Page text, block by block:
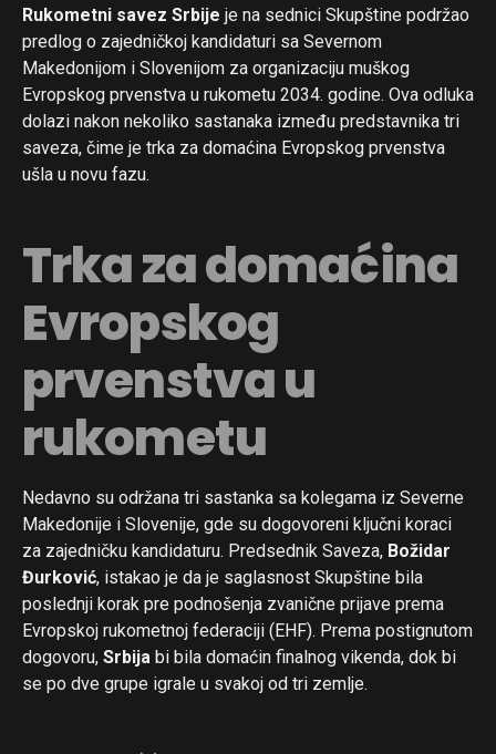
Rukometni savez Srbije je na sednici Skupštine podržao
predlog o zajedničkoj kandidaturi sa Severnom
Makedonijom i Slovenijom za organizaciju muškog
Evropskog prvenstva u rukometu 2034. godine. Ova odluka
dolazi nakon nekoliko sastanaka između predstavnika tri
saveza, čime je trka za domaćina Evropskog prvenstva
ušla u novu fazu.
Trka za domaćina
Evropskog
prvenstva u
rukometu
Nedavno su održana tri sastanka sa kolegama iz Severne
Makedonije i Slovenije, gde su dogovoreni ključni koraci
za zajedničku kandidaturu. Predsednik Saveza, Božidar
Đurković, istakao je da je saglasnost Skupštine bila
poslednji korak pre podnošenja zvanične prijave prema
Evropskoj rukometnoj federaciji (EHF). Prema postignutom
dogovoru, Srbija bi bila domaćin finalnog vikenda, dok bi
se po dve grupe igrale u svakoj od tri zemlje.